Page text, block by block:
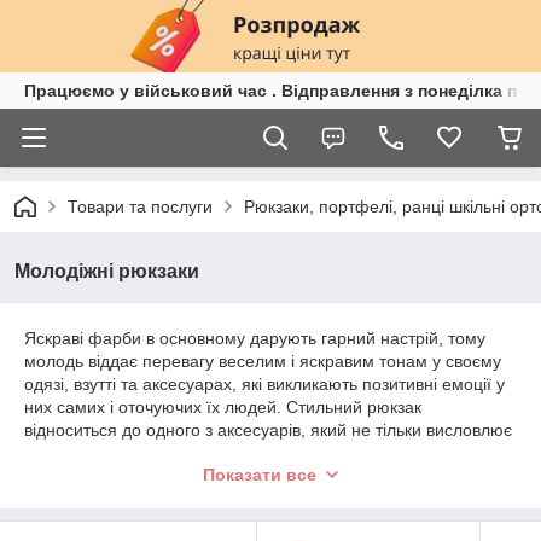
Працюємо у військовий час . Відправлення з понеділка по
Товари та послуги Рюкзаки, портфелі, ранці шкільні
Молодіжні рюкзаки
Яскраві фарби в основному дарують гарний настрій, тому
молодь віддає перевагу веселим і яскравим тонам у своєму
одязі, взутті та аксесуарах, які викликають позитивні емоції у
них самих і оточуючих їх людей. Стильний рюкзак
відноситься до одного з аксесуарів, який не тільки висловлює
покоління своєю барвистістю, модним дизайном,
Показати все